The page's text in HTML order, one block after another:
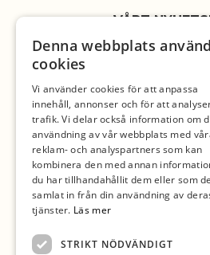
VÅRT
Denna webbplats
cookies
Vi använder cookies för att anpassa
innehåll, annonser och för att
trafik. Vi delar också information om
användning av vår webbplats med
reklam- och analyspartners som kan
kombinera den med annan
du har tillhandahållit dem eller som
samlat in från din användning av
tjänster. Läs mer
STRIKT NÖDVÄNDIGT